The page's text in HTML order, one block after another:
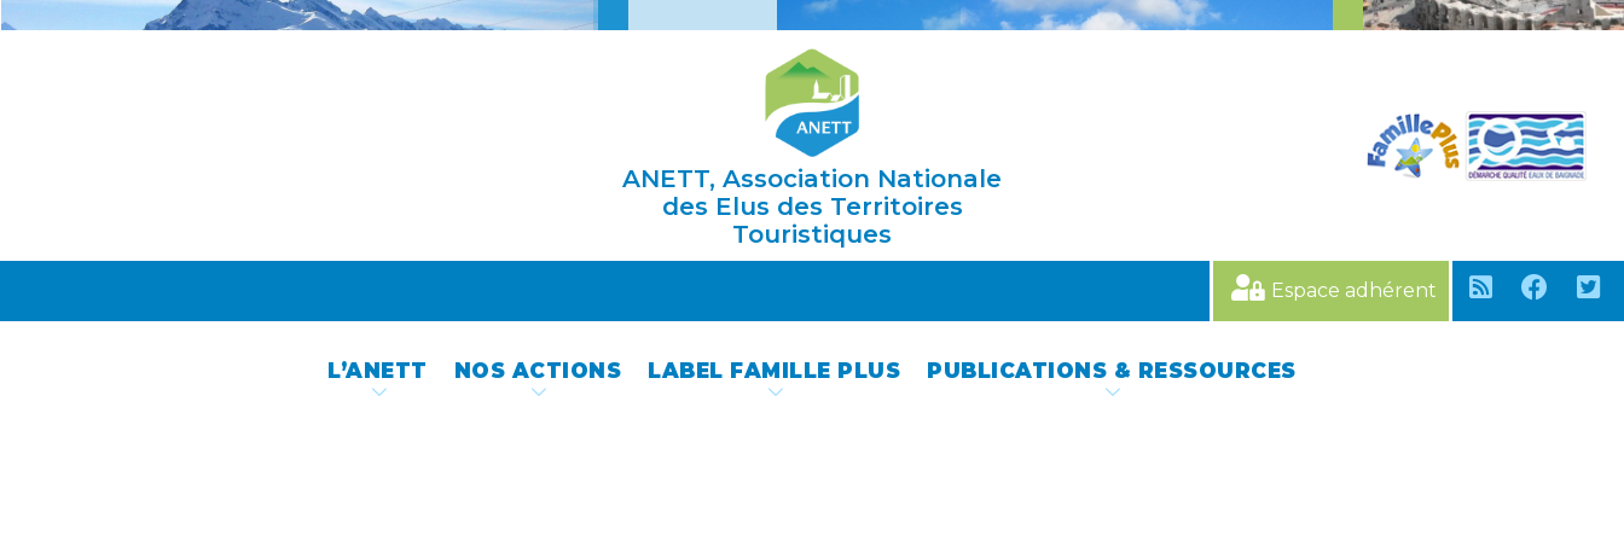
ANETT, Association Nationale
des Elus des Territoires
Touristiques
Espace adhérent
L’ANETT NOS ACTIONS LABEL FAMILLE PLUS PUBLICATIONS & RESSOURCES